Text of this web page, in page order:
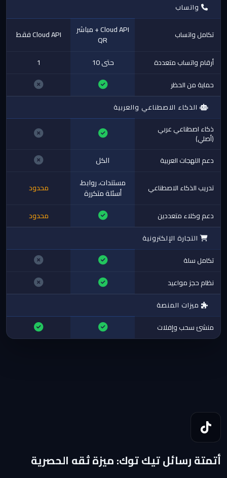
واتساب
تكامل واتساب
Cloud API + مباشر
QR
Cloud API فقط
أرقام واتساب متعددة حتى 10 1
حماية من الحظر
الذكاء الاصطناعي والعربية
ذكاء اصطناعي عربي
(أصلي)
دعم اللهجات العربية
الكل
تدريب الذكاء الاصطناعي
مستندات، روابط،
أسئلة متكررة
محدود
دعم وكلاء متعددين محدود
التجارة الإلكترونية
تكامل سلة
نظام حجز مواعيد
ميزات المنصة
منشئ سحب وإفلات
أتمتة رسائل تيك توك: ميزة ثقه الحصرية